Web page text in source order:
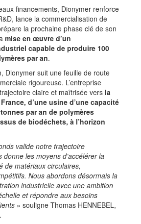
financements, Dionymer renforce
lance la commercialisation de
la prochaine phase clé de son
mise en œuvre d’un
capable de produire 100
par an.
Dionymer suit une feuille de route
rigoureuse. L’entreprise
claire et maîtrisée vers la
d’une usine d’une capacité
par an de polymères
de biodéchets, à l’horizon
valide notre trajectoire
donne les moyens d’accélérer la
de matériaux circulaires,
Nous abordons désormais la
industrielle avec une ambition
et répondre aux besoins
» souligne Thomas HENNEBEL,